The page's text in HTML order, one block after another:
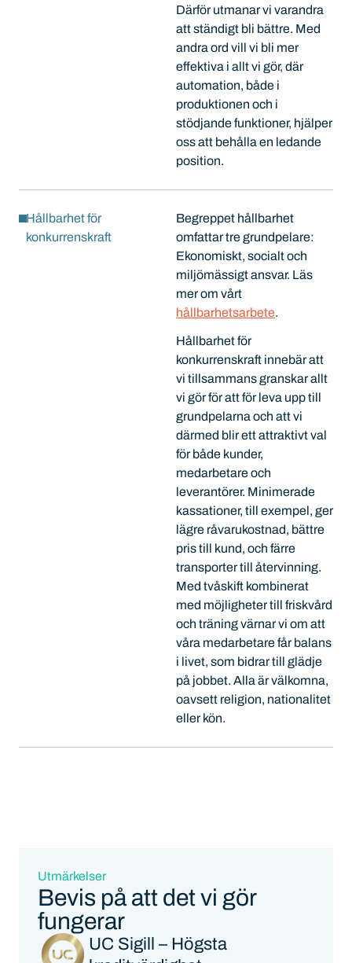
Därför utmanar vi varandra
att ständigt bli bättre. Med
andra ord vill vi bli mer
effektiva i allt vi gör, där
automation, både i
produktionen och i
stödjande funktioner, hjälper
oss att behålla en ledande
position.
Hållbarhet för
konkurrenskraft
Begreppet hållbarhet
omfattar tre grundpelare:
Ekonomiskt, socialt och
miljömässigt ansvar. Läs
mer om vårt
hållbarhetsarbete.
Hållbarhet för
konkurrenskraft innebär att
vi tillsammans granskar allt
vi gör för att för leva upp till
grundpelarna och att vi
därmed blir ett attraktivt val
för både kunder,
medarbetare och
leverantörer. Minimerade
kassationer, till exempel, ger
lägre råvarukostnad, bättre
pris till kund, och färre
transporter till återvinning.
Med tvåskift kombinerat
med möjligheter till friskvård
och träning värnar vi om att
våra medarbetare får balans
i livet, som bidrar till glädje
på jobbet. Alla är välkomna,
oavsett religion, nationalitet
eller kön.
Utmärkelser
Bevis på att det vi gör
fungerar
UC Sigill – Högsta